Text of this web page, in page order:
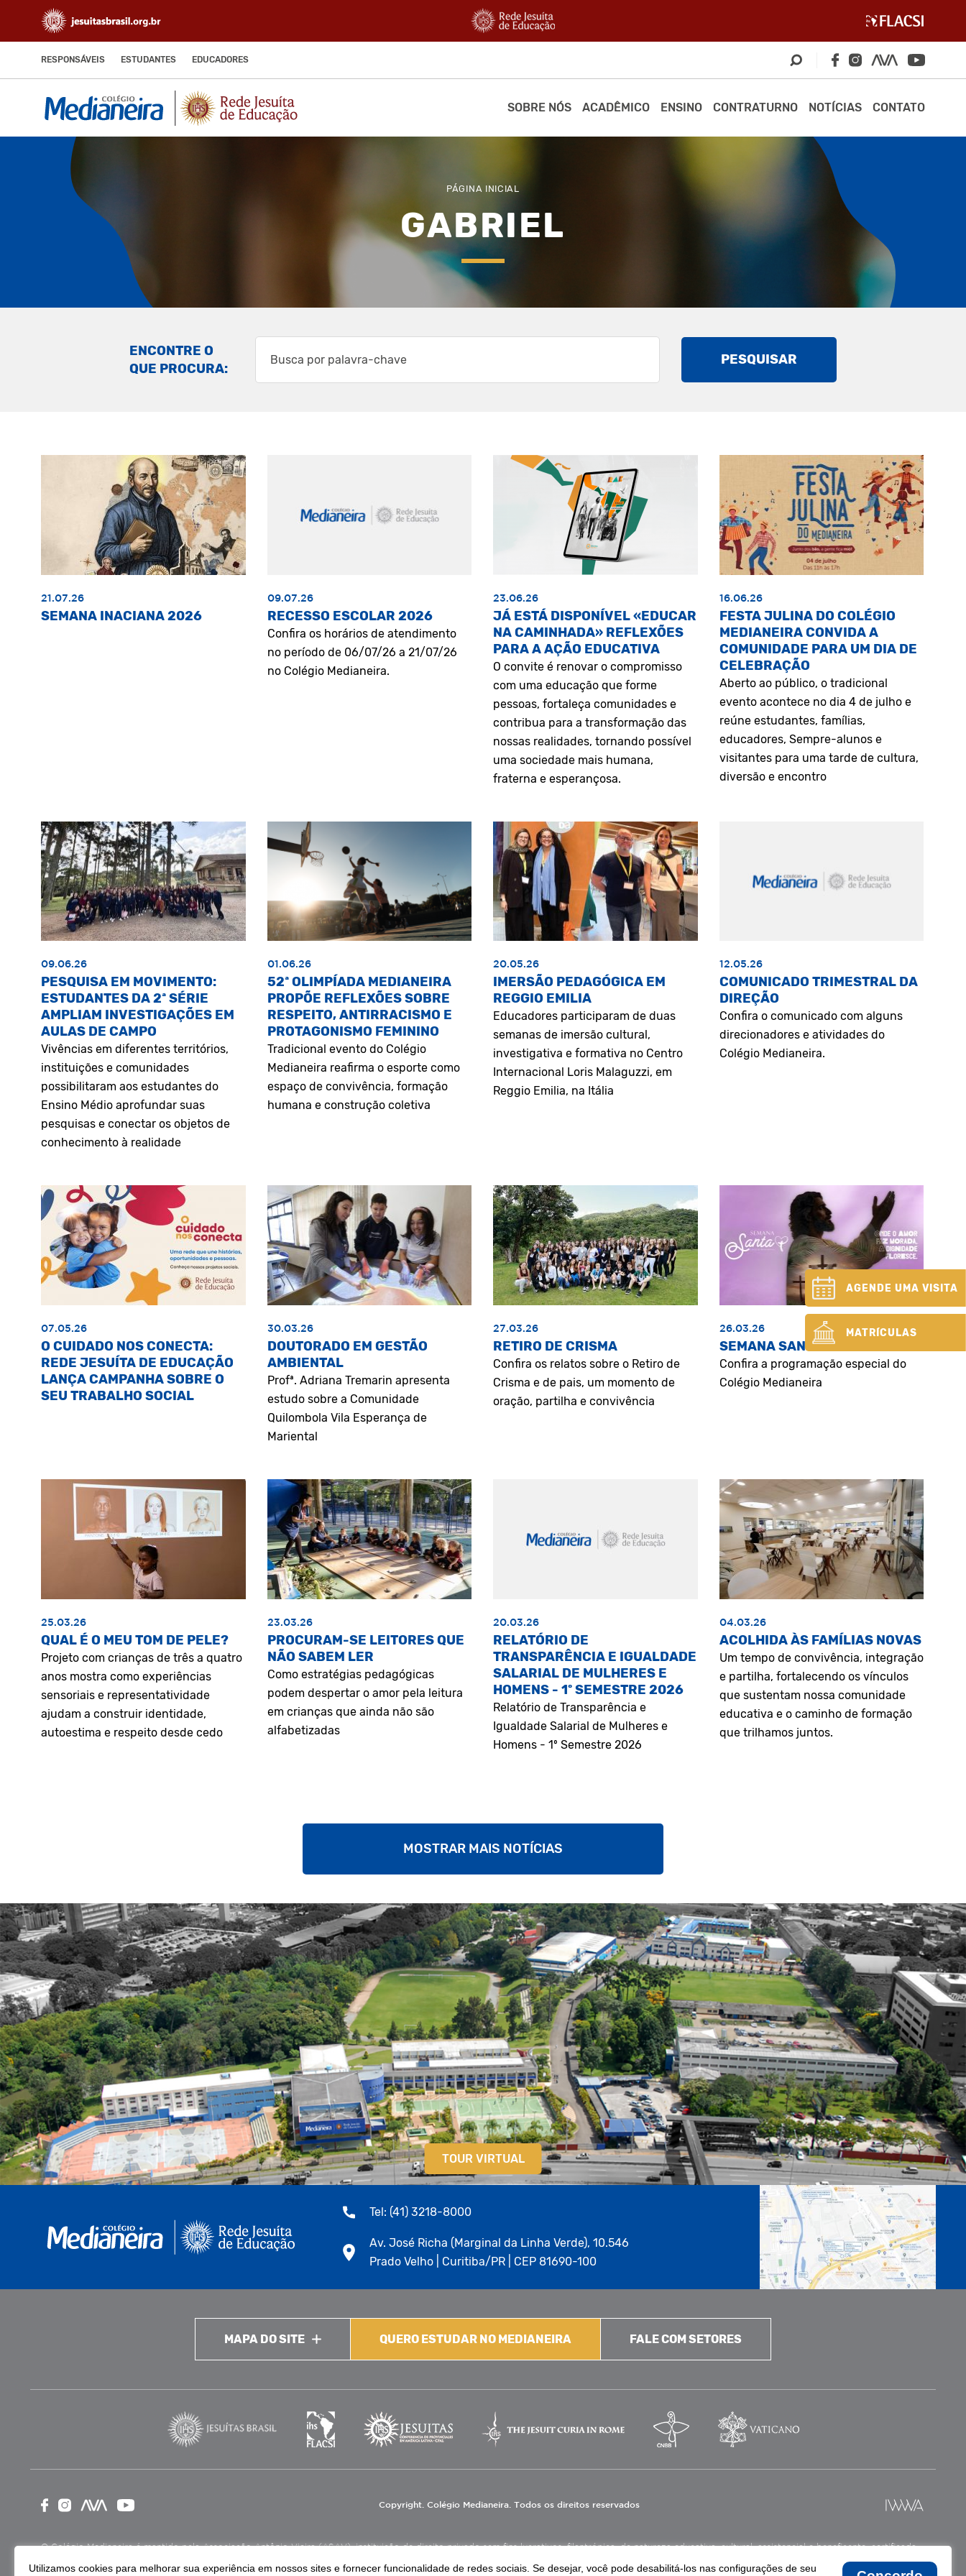
RESPONSÁVEIS ESTUDANTES EDUCADORES
SOBRE NÓS ACADÊMICO ENSINO CONTRATURNO NOTÍCIAS CONTATO
PÁGINA INICIAL
GABRIEL
ENCONTRE O
QUE PROCURA:
PESQUISAR
21.07.26
SEMANA INACIANA 2026
09.07.26
RECESSO ESCOLAR 2026
Confira os horários de atendimento
no período de 06/07/26 a 21/07/26
no Colégio Medianeira.
23.06.26
JÁ ESTÁ DISPONÍVEL «EDUCAR
NA CAMINHADA» REFLEXÕES
PARA A AÇÃO EDUCATIVA
O convite é renovar o compromisso
com uma educação que forme
pessoas, fortaleça comunidades e
contribua para a transformação das
nossas realidades, tornando possível
uma sociedade mais humana,
fraterna e esperançosa.
16.06.26
FESTA JULINA DO COLÉGIO
MEDIANEIRA CONVIDA A
COMUNIDADE PARA UM DIA DE
CELEBRAÇÃO
Aberto ao público, o tradicional
evento acontece no dia 4 de julho e
reúne estudantes, famílias,
educadores, Sempre-alunos e
visitantes para uma tarde de cultura,
diversão e encontro
09.06.26
PESQUISA EM MOVIMENTO:
ESTUDANTES DA 2ª SÉRIE
AMPLIAM INVESTIGAÇÕES EM
AULAS DE CAMPO
Vivências em diferentes territórios,
instituições e comunidades
possibilitaram aos estudantes do
Ensino Médio aprofundar suas
pesquisas e conectar os objetos de
conhecimento à realidade
01.06.26
52ª OLIMPÍADA MEDIANEIRA
PROPÕE REFLEXÕES SOBRE
RESPEITO, ANTIRRACISMO E
PROTAGONISMO FEMININO
Tradicional evento do Colégio
Medianeira reafirma o esporte como
espaço de convivência, formação
humana e construção coletiva
20.05.26
IMERSÃO PEDAGÓGICA EM
REGGIO EMILIA
Educadores participaram de duas
semanas de imersão cultural,
investigativa e formativa no Centro
Internacional Loris Malaguzzi, em
Reggio Emilia, na Itália
12.05.26
COMUNICADO TRIMESTRAL DA
DIREÇÃO
Confira o comunicado com alguns
direcionadores e atividades do
Colégio Medianeira.
07.05.26
O CUIDADO NOS CONECTA:
REDE JESUÍTA DE EDUCAÇÃO
LANÇA CAMPANHA SOBRE O
SEU TRABALHO SOCIAL
30.03.26
DOUTORADO EM GESTÃO
AMBIENTAL
Profª. Adriana Tremarin apresenta
estudo sobre a Comunidade
Quilombola Vila Esperança de
Mariental
27.03.26
RETIRO DE CRISMA
Confira os relatos sobre o Retiro de
Crisma e de pais, um momento de
oração, partilha e convivência
26.03.26
SEMANA SANTA
Confira a programação especial do
Colégio Medianeira
25.03.26
QUAL É O MEU TOM DE PELE?
Projeto com crianças de três a quatro
anos mostra como experiências
sensoriais e representatividade
ajudam a construir identidade,
autoestima e respeito desde cedo
23.03.26
PROCURAM-SE LEITORES QUE
NÃO SABEM LER
Como estratégias pedagógicas
podem despertar o amor pela leitura
em crianças que ainda não são
alfabetizadas
20.03.26
RELATÓRIO DE
TRANSPARÊNCIA E IGUALDADE
SALARIAL DE MULHERES E
HOMENS - 1º SEMESTRE 2026
Relatório de Transparência e
Igualdade Salarial de Mulheres e
Homens - 1º Semestre 2026
04.03.26
ACOLHIDA ÀS FAMÍLIAS NOVAS
Um tempo de convivência, integração
e partilha, fortalecendo os vínculos
que sustentam nossa comunidade
educativa e o caminho de formação
que trilhamos juntos.
MOSTRAR MAIS NOTÍCIAS
AGENDE UMA VISITA
MATRÍCULAS
TOUR VIRTUAL
Tel: (41) 3218-8000
Av. José Richa (Marginal da Linha Verde), 10.546
Prado Velho | Curitiba/PR | CEP 81690-100
MAPA DO SITE QUERO ESTUDAR NO MEDIANEIRA FALE COM SETORES
Copyright. Colégio Medianeira. Todos os direitos reservados
O Colégio Medianeira é mantido pela Associação Antônio Vieira (ASAV), instituição de direito privado sem fins lucrativos, filantrópica, de natureza educativa, cultural, assistencial e beneficente, certificada
Utilizamos cookies para melhorar sua experiência em nossos sites e fornecer funcionalidade de redes sociais. Se desejar, você pode desabilitá-los nas configurações de seu